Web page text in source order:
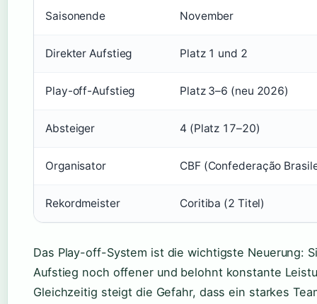
Saisonende November
Direkter Aufstieg Platz 1 und 2
Play-off-Aufstieg Platz 3–6 (neu 2026)
Absteiger 4 (Platz 17–20)
Organisator CBF (Confederação
Rekordmeister Coritiba (2 Titel)
Das Play-off-System ist die wichtigste Neuerung:
Aufstieg noch offener und belohnt konstante
Gleichzeitig steigt die Gefahr, dass ein starkes